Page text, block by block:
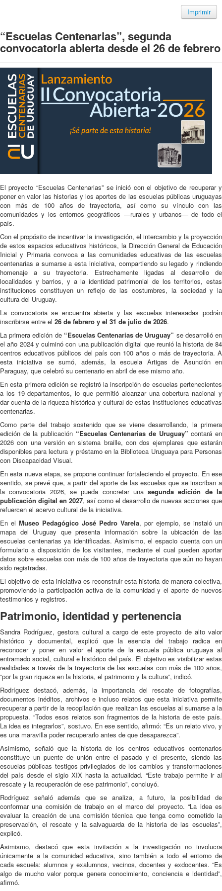
Imprimir
“Escuelas Centenarias”, segunda
convocatoria abierta desde el 26 de febrero
El proyecto “Escuelas Centenarias” se inició con el objetivo de recuperar y
poner en valor las historias y los aportes de las escuelas públicas uruguayas
con más de 100 años de trayectoria, así como su vínculo con las
comunidades y los entornos geográficos —rurales y urbanos— de todo el
país.
Con el propósito de incentivar la investigación, el intercambio y la proyección
de estos espacios educativos históricos, la Dirección General de Educación
Inicial y Primaria convoca a las comunidades educativas de las escuelas
centenarias a sumarse a esta iniciativa, compartiendo su legado y rindiendo
homenaje a su trayectoria. Estrechamente ligadas al desarrollo de
localidades y barrios, y a la identidad patrimonial de los territorios, estas
instituciones constituyen un reflejo de las costumbres, la sociedad y la
cultura del Uruguay.
La convocatoria se encuentra abierta y las escuelas interesadas podrán
inscribirse entre el 26 de febrero y el 31 de julio de 2026.
La primera edición de “Escuelas Centenarias de Uruguay” se desarrolló en
el año 2024 y culminó con una publicación digital que reunió la historia de 84
centros educativos públicos del país con 100 años o más de trayectoria. A
esta iniciativa se sumó, además, la escuela Artigas de Asunción en
Paraguay, que celebró su centenario en abril de ese mismo año.
En esta primera edición se registró la inscripción de escuelas pertenecientes
a los 19 departamentos, lo que permitió alcanzar una cobertura nacional y
dar cuenta de la riqueza histórica y cultural de estas instituciones educativas
centenarias.
Como parte del trabajo sostenido que se viene desarrollando, la primera
edición de la publicación “Escuelas Centenarias de Uruguay” contará en
2026 con una versión en sistema braille, con dos ejemplares que estarán
disponibles para lectura y préstamo en la Biblioteca Uruguaya para Personas
con Discapacidad Visual.
En esta nueva etapa, se propone continuar fortaleciendo el proyecto. En ese
sentido, se prevé que, a partir del aporte de las escuelas que se inscriban a
la convocatoria 2026, se pueda concretar unasegunda edición de la
publicación digital en 2027, así como el desarrollo de nuevas acciones que
refuercen el acervo cultural de la iniciativa.
En el Museo Pedagógico José Pedro Varela, por ejemplo, se instaló un
mapa del Uruguay que presenta información sobre la ubicación de las
escuelas centenarias ya identificadas. Asimismo, el espacio cuenta con un
formulario a disposición de los visitantes, mediante el cual pueden aportar
datos sobre escuelas con más de 100 años de trayectoria que aún no hayan
sido registradas.
El objetivo de esta iniciativa es reconstruir esta historia de manera colectiva,
promoviendo la participación activa de la comunidad y el aporte de nuevos
testimonios y registros.
Patrimonio, identidad y pertenencia
Sandra Rodríguez, gestora cultural a cargo de este proyecto de alto valor
histórico y documental, explicó que la esencia del trabajo radica en
reconocer y poner en valor el aporte de la escuela pública uruguaya al
entramado social, cultural e histórico del país. El objetivo es visibilizar estas
realidades a través de la trayectoria de las escuelas con más de 100 años,
“por la gran riqueza en la historia, el patrimonio y la cultura”, indicó.
Rodríguez destacó, además, la importancia del rescate de fotografías,
documentos inéditos, archivos e incluso relatos que esta iniciativa permite
recuperar a partir de la recopilación que realizan las escuelas al sumarse a la
propuesta. “Todos esos relatos son fragmentos de la historia de este país.
La idea es integrarlos”, sostuvo. En ese sentido, afirmó: “Es un relato vivo, y
es una maravilla poder recuperarlo antes de que desaparezca”.
Asimismo, señaló que la historia de los centros educativos centenarios
constituye un puente de unión entre el pasado y el presente, siendo las
escuelas públicas testigos privilegiados de los cambios y transformaciones
del país desde el siglo XIX hasta la actualidad. “Este trabajo permite ir al
rescate y la recuperación de ese patrimonio”, concluyó.
Rodríguez señaló además que se analiza, a futuro, la posibilidad de
conformar una comisión de trabajo en el marco del proyecto. “La idea es
evaluar la creación de una comisión técnica que tenga como cometido la
preservación, el rescate y la salvaguarda de la historia de las escuelas”,
explicó.
Asimismo, destacó que esta invitación a la investigación no involucra
únicamente a la comunidad educativa, sino también a todo el entorno de
cada escuela: alumnos y exalumnos, vecinos, docentes y exdocentes. “Es
algo de mucho valor porque genera conocimiento, conciencia e identidad”,
afirmó.